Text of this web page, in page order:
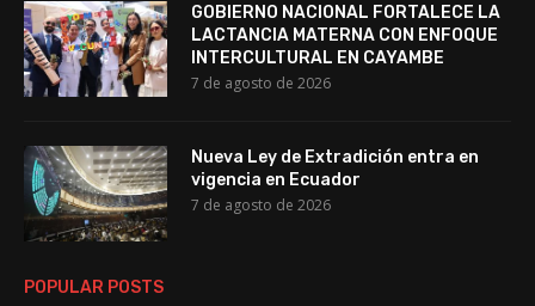
GOBIERNO NACIONAL FORTALECE LA
LACTANCIA MATERNA CON ENFOQUE
INTERCULTURAL EN CAYAMBE
7 de agosto de 2026
Nueva Ley de Extradición entra en
vigencia en Ecuador
7 de agosto de 2026
POPULAR POSTS